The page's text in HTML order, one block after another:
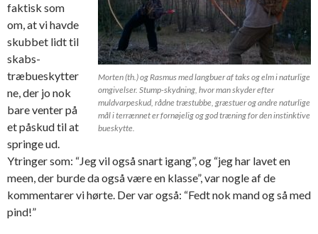
Morten (th.) og Rasmus med langbuer af taks og elm i naturlige
omgivelser. Stump-skydning, hvor man skyder efter
muldvarpeskud, rådne træstubbe, græstuer og andre naturlige
mål i terrænnet er fornøjelig og god træning for den instinktive
bueskytte.
faktisk som
om, at vi havde
skubbet lidt til
skabs-
træbueskytter
ne, der jo nok
bare venter på
et påskud til at
springe ud.
Ytringer som: “Jeg vil også snart igang”, og “jeg har lavet en
meen, der burde da også være en klasse”, var nogle af de
kommentarer vi hørte. Der var også: “Fedt nok mand og så med
pind!”